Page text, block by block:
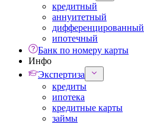
кредитный
аннуитетный
дифференцированный
ипотечный
Банк по номеру карты
Инфо
Экспертиза
кредиты
ипотека
кредитные карты
займы